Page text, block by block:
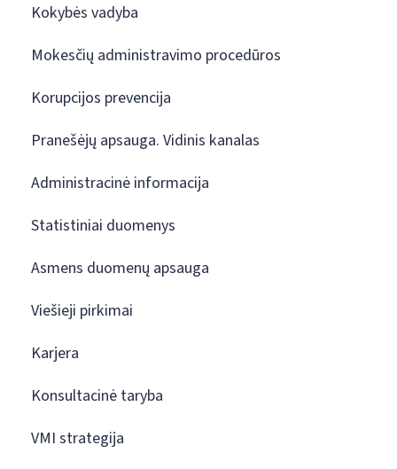
Kokybės vadyba
Mokesčių administravimo procedūros
Korupcijos prevencija
Pranešėjų apsauga. Vidinis kanalas
Administracinė informacija
Statistiniai duomenys
Asmens duomenų apsauga
Viešieji pirkimai
Karjera
Konsultacinė taryba
VMI strategija